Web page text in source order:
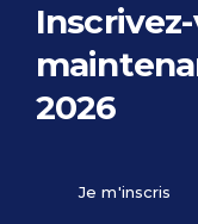
2026
Je m'inscris